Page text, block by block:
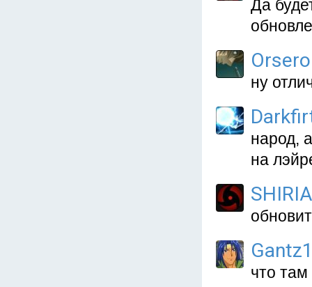
Да
ну
народ,
на
SHIRIA
что